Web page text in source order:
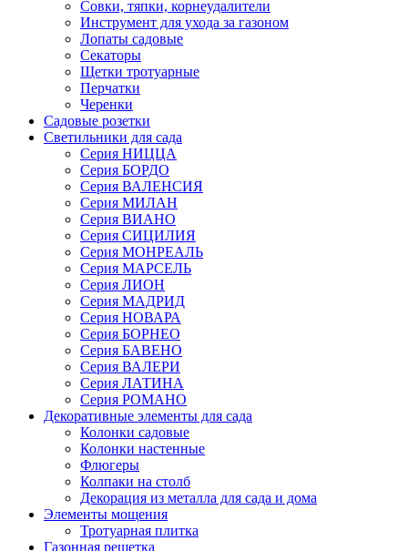
Совки, тяпки, корнеудалители
Инструмент для ухода за газоном
Лопаты садовые
Секаторы
Щетки тротуарные
Перчатки
Черенки
Садовые розетки
Светильники для сада
Серия НИЦЦА
Серия БОРДО
Серия ВАЛЕНСИЯ
Серия МИЛАН
Серия ВИАНО
Серия СИЦИЛИЯ
Серия МОНРЕАЛЬ
Серия МАРСЕЛЬ
Серия ЛИОН
Серия МАДРИД
Серия НОВАРА
Серия БОРНЕО
Серия БАВЕНО
Серия ВАЛЕРИ
Серия ЛАТИНА
Серия РОМАНО
Декоративные элементы для сада
Колонки садовые
Колонки настенные
Флюгеры
Колпаки на столб
Декорация из металла для сада и дома
Элементы мощения
Тротуарная плитка
Газонная решетка